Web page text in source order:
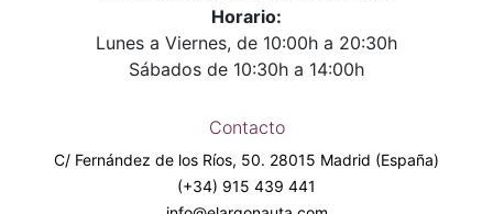
Horario:
Lunes a Viernes, de 10:00h a 20:30h
Sábados de 10:30h a 14:00h
Contacto
C/ Fernández de los Ríos, 50. 28015 Madrid (España)
(+34) 915 439 441